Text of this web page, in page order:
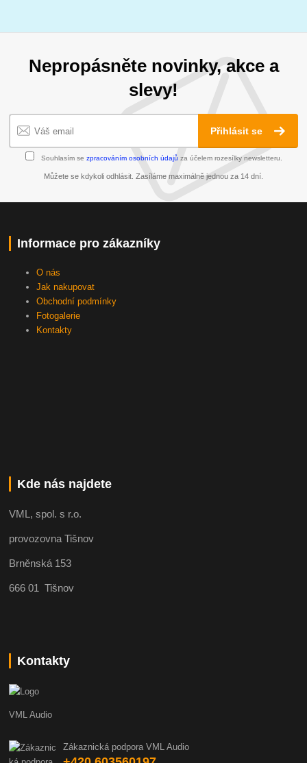
Nepropásněte novinky, akce a
slevy!
Přihlásit se
Souhlasím se zpracováním osobních údajů za účelem rozesílky newsletteru.
Můžete se kdykoli odhlásit. Zasíláme maximálně jednou za 14 dní.
Informace pro zákazníky
O nás
Jak nakupovat
Obchodní podmínky
Fotogalerie
Kontakty
Kde nás najdete
VML, spol. s r.o.
provozovna Tišnov
Brněnská 153
666 01 Tišnov
Kontakty
VML Audio
Zákaznická podpora VML Audio